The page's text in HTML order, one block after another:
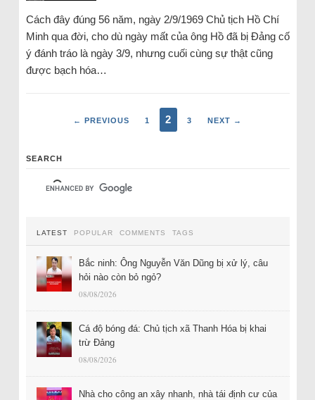
Cách đây đúng 56 năm, ngày 2/9/1969 Chủ tịch Hồ Chí
Minh qua đời, cho dù ngày mất của ông Hồ đã bị Đảng cố
ý đánh tráo là ngày 3/9, nhưng cuối cùng sự thật cũng
được bạch hóa…
← PREVIOUS 1 2 3 NEXT →
SEARCH
LATEST POPULAR COMMENTS TAGS
Bắc ninh: Ông Nguyễn Văn Dũng bị xử lý, câu
hỏi nào còn bỏ ngỏ?
08/08/2026
Cá độ bóng đá: Chủ tịch xã Thanh Hóa bị khai
trừ Đảng
08/08/2026
Nhà cho công an xây nhanh, nhà tái định cư của